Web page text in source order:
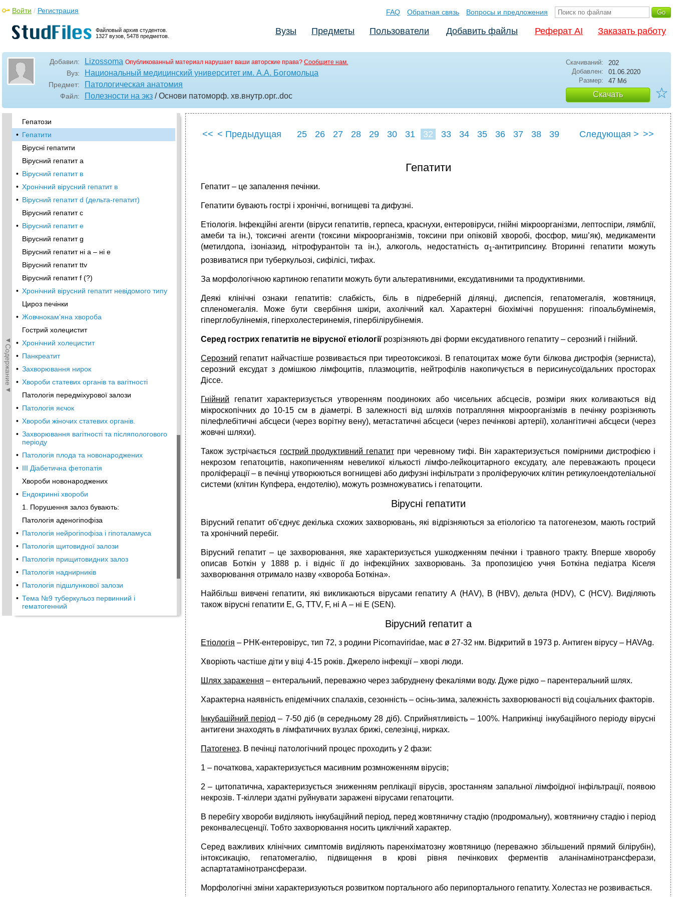
Файловый архив студентов.
1327 вузов, 5478 предметов.
Войти / Регистрация FAQ Обратная связь Вопросы и предложения
Вузы Предметы Пользователи Добавить файлы Реферат AI Заказать работу
Добавил: Lizossoma Опубликованный материал нарушает ваши авторские права? Сообщите нам.
Вуз: Национальный медицинский университет им. А.А. Богомольца
Предмет: Патологическая анатомия
Файл: Полезности на экз / Основи патоморф. хв.внутр.орг..doc
Скачиваний:
202
Добавлен:
01.06.2020
Размер:
47 Мб
Скачать ☆
◄Содержание◄
Пневмосклероз, пневмофіброз,
Плеврит
Хвороби шлунково-кишкового тракту
•
Хвороби стравоходу
• Хвороби шлунку Гастрити
Аутоімунний.
• Хвороби печінки
Гепатози
• Гепатити
Вірусні гепатити
Вірусний гепатит а
• Вірусний гепатит в
• Хронічний вірусний гепатит в
• Вірусний гепатит d (дельта-гепатит)
Вірусний гепатит с
• Вірусний гепатит е
Вірусний гепатит g
Вірусний гепатит ні а – ні е
Вірусний гепатит ttv
Вірусний гепатит f (?)
• Хронічний вірусний гепатит невідомого типу
Цироз печінки
• Жовчнокам’яна хвороба
Гострий холецистит
• Хронічний холецистит
• Панкреатит
• Захворювання нирок
• Хвороби статевих органів та вагітності
Патологія передміхурової залози
• Патологія яєчок
• Хвороби жіночих статевих органів.
• Захворювання вагітності та післяпологового
періоду
• Патологія плода та новонароджених
• III Діабетична фетопатія
Хвороби новонароджених
• Ендокринні хвороби
1. Порушення залоз бувають:
Патологія аденогіпофіза
• Патологія нейрогіпофіза і гіпоталамуса
• Патологія щитовидної залози
• Патологія прищитовидних залоз
• Патологія наднирників
• Патологія підшлункової залози
• Тема №9 туберкульоз первинний і
гематогенний
• Первинний туберкульоз
<< < Предыдущая 25 26 27 28 29 30 31 32 33 34 35 36 37 38
39
Следующая > >>
Гепатити
Гепатит – це запалення печінки.
Гепатити бувають гострі і хронічні, вогнищеві та дифузні.
Етіологія. Інфекційні агенти (віруси гепатитів, герпеса, краснухи, ентеровіруси, гнійні мікроорганізми, лептоспіри, лямблії,
амеби та ін.), токсичні агенти (токсини мікроорганізмів, токсини при опіковій хворобі, фосфор, миш’як), медикаменти
(метилдопа, ізоніазид, нітрофурантоїн та ін.), алкоголь, недостатність α1 -антитрипсину. Вторинні гепатити можуть
розвиватися при туберкульозі, сифілісі, тифах.
За морфологічною картиною гепатити можуть бути альтеративними, ексудативними та продуктивними.
Деякі клінічні ознаки гепатитів: слабкість, біль в підреберній ділянці, диспепсія, гепатомегалія, жовтяниця,
спленомегалія. Може бути свербіння шкіри, ахолічний кал. Характерні біохімічні порушення: гіпоальбумінемія,
гіперглобулінемія, гіперхолестеринемія, гіпербілірубінемія.
Серед гострих гепатитів не вірусної етіології розрізняють дві форми ексудативного гепатиту – серозний і гнійний.
Серозний гепатит найчастіше розвивається при тиреотоксикозі. В гепатоцитах може бути білкова дистрофія (зерниста),
серозний ексудат з домішкою лімфоцитів, плазмоцитів, нейтрофілів накопичується в перисинусоїдальних просторах
Діссе.
Гнійний гепатит характеризується утворенням поодиноких або чисельних абсцесів, розміри яких коливаються від
мікроскопічних до 10-15 см в діаметрі. В залежності від шляхів потрапляння мікроорганізмів в печінку розрізняють
пілефлебітичні абсцеси (через ворітну вену), метастатичні абсцеси (через печінкові артерії), холангітичні абсцеси (через
жовчні шляхи).
Також зустрічається гострий продуктивний гепатит при черевному тифі. Він характеризується помірними дистрофією і
некрозом гепатоцитів, накопиченням невеликої кількості лімфо-лейкоцитарного ексудату, але переважають процеси
проліферації – в печінці утворюються вогнищеві або дифузні інфільтрати з проліферуючих клітин ретикулоендотеліальної
системи (клітин Купфера, ендотелію), можуть розмножуватись і гепатоцити.
Вірусні гепатити
Вірусний гепатит об’єднує декілька схожих захворювань, які відрізняються за етіологією та патогенезом, мають гострий
та хронічний перебіг.
Вірусний гепатит – це захворювання, яке характеризується ушкодженням печінки і травного тракту. Вперше хворобу
описав Боткін у 1888 р. і відніс її до інфекційних захворювань. За пропозицією учня Боткіна педіатра Кіселя
захворювання отримало назву «хвороба Боткіна».
Найбільш вивчені гепатити, які викликаються вірусами гепатиту А (НАV), В (HBV), дельта (HDV), С (HCV). Виділяють
також вірусні гепатити Е, G, TTV, F, ні А – ні Е (SEN).
Вірусний гепатит а
Етіологія – РНК-ентеровірус, тип 72, з родини Picornaviridae, має ø 27-32 нм. Відкритий в 1973 р. Антиген вірусу – HAVAg.
Хворіють частіше діти у віці 4-15 років. Джерело інфекції – хворі люди.
Шлях зараження – ентеральний, переважно через забруднену фекаліями воду. Дуже рідко – парентеральний шлях.
Характерна наявність епідемічних спалахів, сезонність – осінь-зима, залежність захворюваності від соціальних факторів.
Інкубаційний період – 7-50 діб (в середньому 28 діб). Сприйнятливість – 100%. Наприкінці інкубаційного періоду вірусні
антигени знаходять в лімфатичних вузлах брижі, селезінці, нирках.
Патогенез. В печінці патологічний процес проходить у 2 фази:
1 – початкова, характеризується масивним розмноженням вірусів;
2 – цитопатична, характеризується зниженням реплікації вірусів, зростанням запальної лімфоїдної інфільтрації, появою
некрозів. Т-кіллери здатні руйнувати заражені вірусами гепатоцити.
В перебігу хвороби виділяють інкубаційний період, перед жовтяничну стадію (продромальну), жовтяничну стадію і період
реконвалесценції. Тобто захворювання носить циклічний характер.
Серед важливих клінічних симптомів виділяють паренхіматозну жовтяницю (переважно збільшений прямий білірубін),
інтоксикацію, гепатомегалію, підвищення в крові рівня печінкових ферментів аланінамінотрансферази,
аспартатамінотрансферази.
Морфологічні зміни характеризуються розвитком портального або перипортального гепатиту. Холестаз не розвивається.